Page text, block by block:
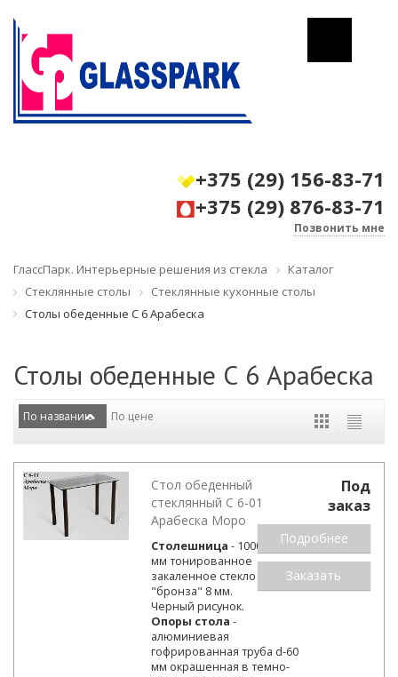
+375 (29) 156-83-71
+375 (29) 876-83-71
Позвонить мне
ГлассПарк. Интерьерные решения из стекла
Каталог
Стеклянные столы
Стеклянные кухонные столы
Столы обеденные С 6 Арабеска
Столы обеденные С 6 Арабеска
По названию По цене
Стол обеденный
стеклянный С 6-01
Арабеска Моро
Столешница - 1000х600
мм тонированное
закаленное стекло
"бронза" 8 мм.
Черный рисунок.
Опоры стола -
алюминиевая
гофрированная труба d-60
мм окрашенная в темно-
Под
заказ
Подробнее
Заказать